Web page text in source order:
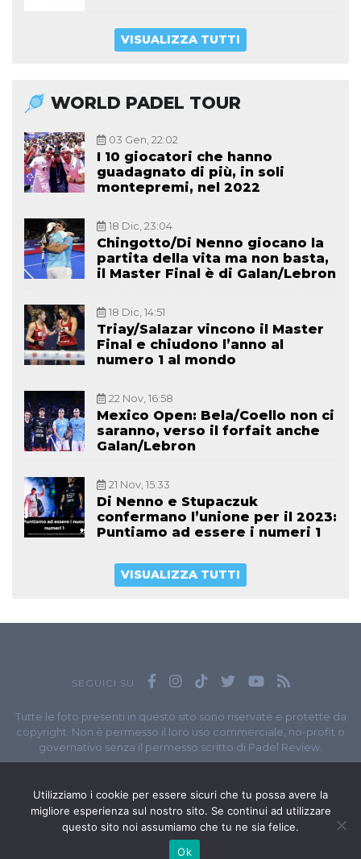
VISUALIZZA TUTTI
WORLD PADEL TOUR
03 Gen, 22:02
I 10 giocatori che hanno
guadagnato di più, in soli
montepremi, nel 2022
18 Dic, 23:04
Chingotto/Di Nenno giocano la
partita della vita ma non basta,
il Master Final è di Galan/Lebron
18 Dic, 14:51
Triay/Salazar vincono il Master
Final e chiudono l’anno al
numero 1 al mondo
22 Nov, 16:58
Mexico Open: Bela/Coello non ci
saranno, verso il forfait anche
Galan/Lebron
21 Nov, 15:33
Di Nenno e Stupaczuk
confermano l’unione per il 2023:
Puntiamo ad essere i numeri 1
VISUALIZZA TUTTI
SEGUICI SU
Tutte le foto presenti in questo sito sono riservate e protette da
copyright. Non è permesso il loro uso commerciale, no-profit o
governativo senza il permesso scritto di Padel Review.
// P.I. 11965351007
© Copyright 2020-2026 // Web Developer
Utilizziamo i cookie per essere sicuri che tu possa avere la
migliore esperienza sul nostro sito. Se continui ad utilizzare
questo sito noi assumiamo che tu ne sia felice.
Ok